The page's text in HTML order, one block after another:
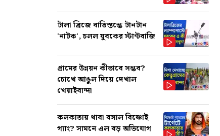
টালা ব্রিজে বাতিস্তম্ভে টানটান
'নাটক', চলল যুবকের স্টান্টবাজি
গ্রামের উন্নয়ন কীভাবে সম্ভব?
চোখে আঙুল দিয়ে দেখাল
খেয়াইবান্দা
কলকাতায় থাবা বসাল বিষ্ণোই
গ্যাং? সামনে এল বড় অভিযোগ